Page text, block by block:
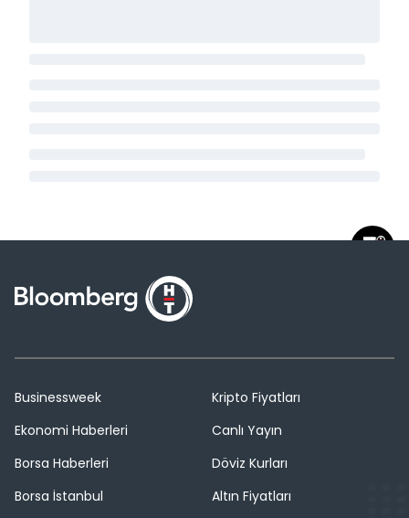
Businessweek
Ekonomi Haberleri
Borsa Haberleri
Borsa İstanbul
Kripto Fiyatları
Canlı Yayın
Döviz Kurları
Altın Fiyatları